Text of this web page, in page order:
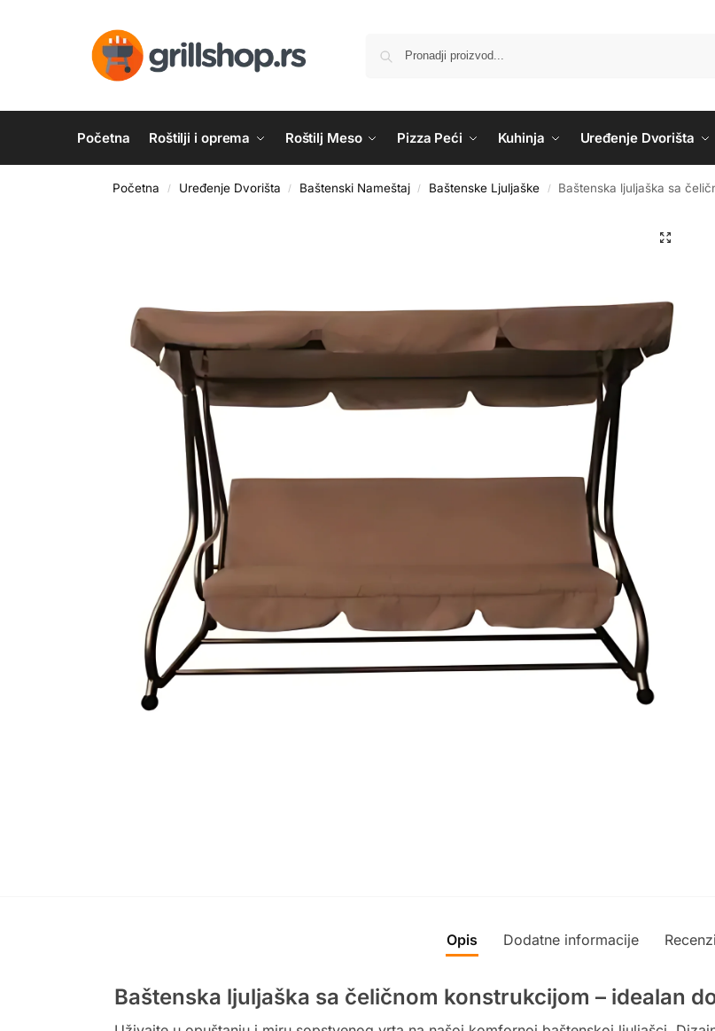
Početna Roštilji i oprema Roštilj Meso Pizza Peći Kuhinja Uređenje Dvorišta
Početna / Uređenje Dvorišta / Baštenski Nameštaj / Baštenske Ljuljaške / Baštenska ljuljaška sa
Opis Dodatne informacije
Baštenska ljuljaška sa čeličnom konstrukcijom – idealan